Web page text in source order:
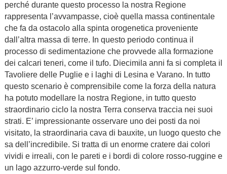
perché durante questo processo la nostra Regione
rappresenta l’avvampasse, cioè quella massa continentale
che fa da ostacolo alla spinta orogenetica proveniente
dall’altra massa di terre. In questo periodo continua il
processo di sedimentazione che provvede alla formazione
dei calcari teneri, come il tufo. Diecimila anni fa si completa il
Tavoliere delle Puglie e i laghi di Lesina e Varano. In tutto
questo scenario è comprensibile come la forza della natura
ha potuto modellare la nostra Regione, in tutto questo
straordinario ciclo la nostra Terra conserva traccia nei suoi
strati. E’ impressionante osservare uno dei posti da noi
visitato, la straordinaria cava di bauxite, un luogo questo che
sa dell’incredibile. Si tratta di un enorme cratere dai colori
vividi e irreali, con le pareti e i bordi di colore rosso-ruggine e
un lago azzurro-verde sul fondo.